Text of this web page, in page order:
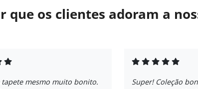
que os clientes adoram a
tapete mesmo muito bonito.
Super! Coleção